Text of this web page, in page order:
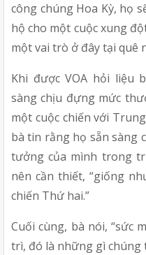
công chúng Hoa Kỳ, họ
hộ cho một cuộc xung
một vai trò ở đây tại quê
Khi được VOA hỏi liệu
sàng chịu đựng mức
một cuộc chiến với
bà tin rằng họ sẵn sàng
tưởng của mình trong
nên cần thiết, “giống
chiến Thứ hai.”
Cuối cùng, bà nói, “sức
trì, đó là những gì chúng